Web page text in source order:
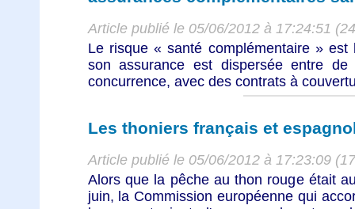
Article publié le 05/06/2012 à 17:24:51
Le risque « santé complémentaire »
son assurance est dispersée entre
concurrence, avec des contrats à
Les thoniers français et
Article publié le 05/06/2012 à 17:23:09
Alors que la pêche au thon rouge était
juin, la Commission européenne qui